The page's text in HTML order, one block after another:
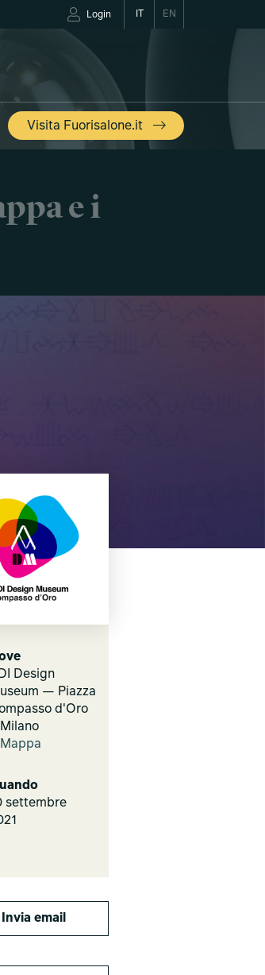
EN
Login
Visita Fuorisalone.it
e i
Design
— Piazza
d'Oro
Milano
Mappa
settembre
Invia email